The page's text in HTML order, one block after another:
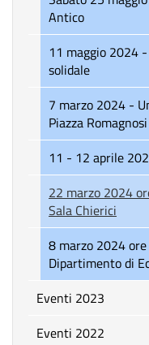
Antico
11 maggio 2024 - La Giornata della vela
solidale
7 marzo 2024 - Una Panchina Europea in
Piazza Romagnosi
11 - 12 aprile
22 marzo 2024 ore 9.30-13 - Biblioteca Berio
Sala Chierici
8 marzo 2024 ore 9.30-13 - Aula Embriaco -
Dipartimento di
Eventi 2023
Eventi 2022